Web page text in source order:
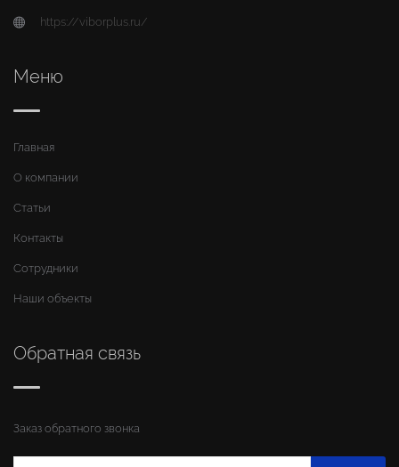
https://viborplus.ru/
Меню
Главная
О компании
Статьи
Контакты
Сотрудники
Наши объекты
Обратная связь
Заказ обратного звонка